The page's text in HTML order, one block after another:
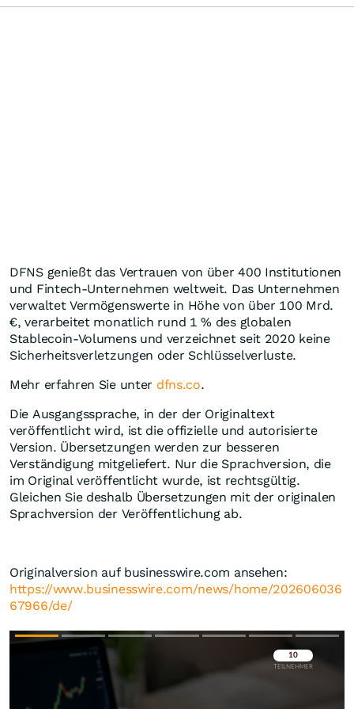
DFNS genießt das Vertrauen von über 400 Institutionen
und Fintech-Unternehmen weltweit. Das Unternehmen
verwaltet Vermögenswerte in Höhe von über 100 Mrd.
€, verarbeitet monatlich rund 1 % des globalen
Stablecoin-Volumens und verzeichnet seit 2020 keine
Sicherheitsverletzungen oder Schlüsselverluste.
Mehr erfahren Sie unter dfns.co.
Die Ausgangssprache, in der der Originaltext
veröffentlicht wird, ist die offizielle und autorisierte
Version. Übersetzungen werden zur besseren
Verständigung mitgeliefert. Nur die Sprachversion, die
im Original veröffentlicht wurde, ist rechtsgültig.
Gleichen Sie deshalb Übersetzungen mit der originalen
Sprachversion der Veröffentlichung ab.
Originalversion auf businesswire.com ansehen:
https://www.businesswire.com/news/home/202606036
67966/de/